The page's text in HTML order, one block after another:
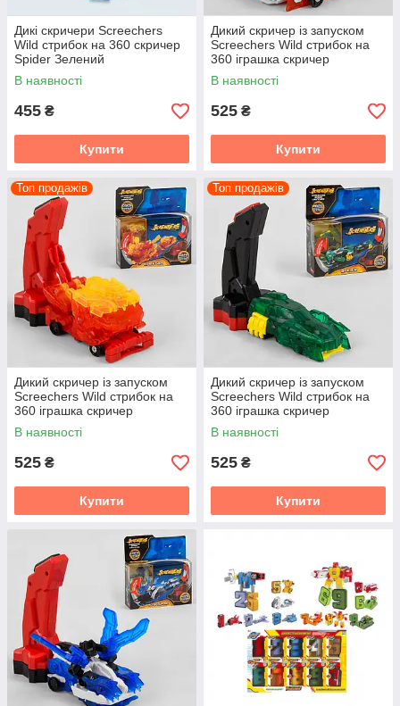
Дикі скричери Screechers
Wild стрибок на 360 скричер
Spider Зелений
В наявності
455 ₴
Купити
Дикий скричер із запуском
Screechers Wild стрибок на
360 іграшка скричер
трансформер Thunder
В наявності
525 ₴
Купити
Топ продажів
Дикий скричер із запуском
Screechers Wild стрибок на
360 іграшка скричер
трансформер Cheetah
В наявності
525 ₴
Купити
Топ продажів
Дикий скричер із запуском
Screechers Wild стрибок на
360 іграшка скричер
трансформер Spider
В наявності
525 ₴
Купити